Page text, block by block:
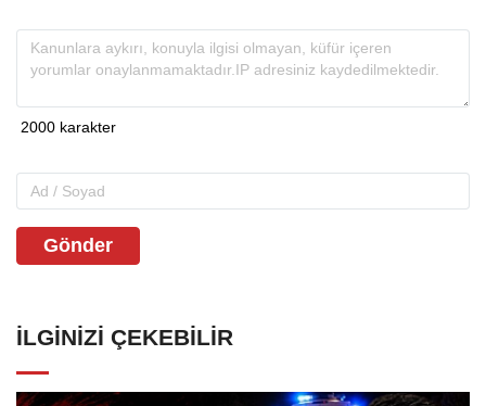
Gönder
İLGINIZI ÇEKEBILIR